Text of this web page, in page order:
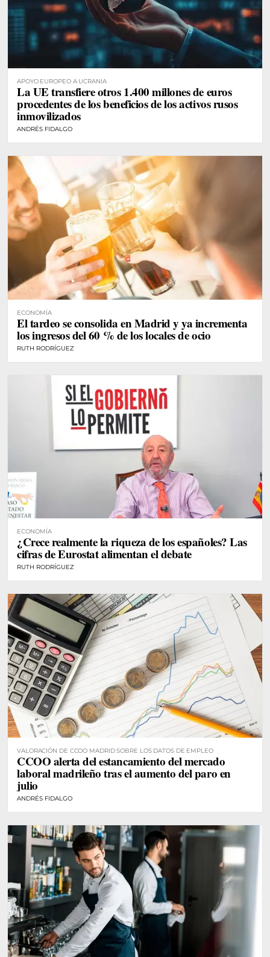
APOYO EUROPEO A UCRANIA
La UE transfiere otros 1.400 millones de euros
procedentes de los beneficios de los activos rusos
inmovilizados
ANDRÉS FIDALGO
ECONOMÍA
El tardeo se consolida en Madrid y ya incrementa
los ingresos del 60 % de los locales de ocio
RUTH RODRÍGUEZ
ECONOMÍA
¿Crece realmente la riqueza de los españoles? Las
cifras de Eurostat alimentan el debate
RUTH RODRÍGUEZ
VALORACIÓN DE CCOO MADRID SOBRE LOS DATOS DE EMPLEO
CCOO alerta del estancamiento del mercado
laboral madrileño tras el aumento del paro en
julio
ANDRÉS FIDALGO